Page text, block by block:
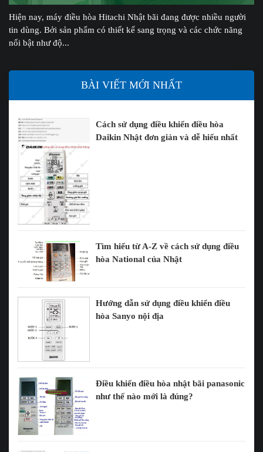
Hiện nay, máy điều hòa Hitachi Nhật bãi đang được nhiều người
tin dùng. Bởi sản phẩm có thiết kế sang trọng và các chức năng
nổi bật như độ...
BÀI VIẾT MỚI NHẤT
Cách sử dụng điều khiển điều hòa
Daikin Nhật đơn giản và dễ hiểu nhất
Tìm hiểu từ A-Z về cách sử dụng điều
hòa National của Nhật
Hướng dẫn sử dụng điều khiển điều
hòa Sanyo nội địa
Điều khiển điều hòa nhật bãi panasonic
như thế nào mới là đúng?